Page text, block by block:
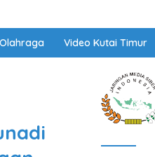
Olahraga Video Kutai Timur